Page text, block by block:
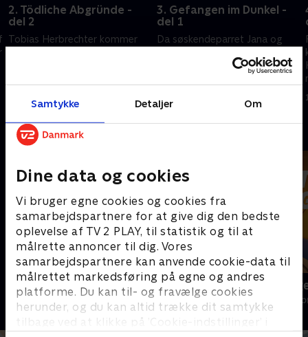
Samtykke Detaljer Om
Dine data og cookies
Vi bruger egne cookies og cookies fra
samarbejdspartnere for at give dig den bedste
oplevelse af TV 2 PLAY, til statistik og til at
målrette annoncer til dig. Vores
samarbejdspartnere kan anvende cookie-data til
målrettet markedsføring på egne og andres
platforme. Du kan til- og fravælge cookies
herunder, og du kan altid trække dit samtykke
tilbage ved at klikke på ’Cookie-indstillinger’ i
2. Tödliche Abgründe -
del 2
Tobias Herbrechter kommer
Sabine.
3. Gefangen im Dunkel -
del 1
Da søskendeparret Jana og
fotografere kongeørne i
Andre så også
Bjerglægen
Drama • 18 sæsoner
Luftens
Drama • 3